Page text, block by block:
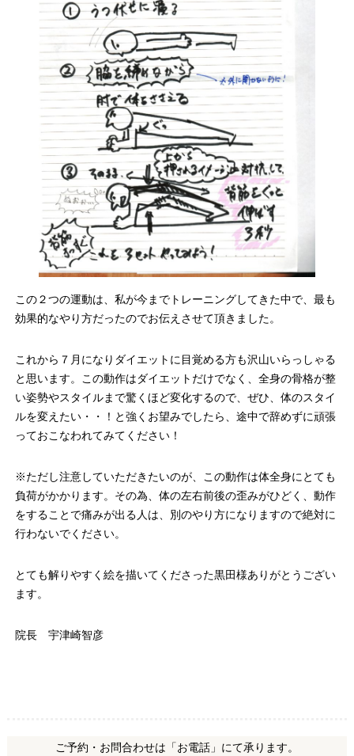
この２つの運動は、私が今までトレーニングしてきた中で、最も
効果的なやり方だったのでお伝えさせて頂きました。
これから７月になりダイエットに目覚める方も沢山いらっしゃる
と思います。この動作はダイエットだけでなく、全身の骨格が整
い姿勢やスタイルまで驚くほど変化するので、ぜひ、体のスタイ
ルを変えたい・・！と強くお望みでしたら、途中で辞めずに頑張
っておこなわれてみてください！
※ただし注意していただきたいのが、この動作は体全身にとても
負荷がかかります。その為、体の左右前後の歪みがひどく、動作
をすることで痛みが出る人は、別のやり方になりますので絶対に
行わないでください。
とても解りやすく絵を描いてくださった黒田様ありがとうござい
ます。
院長 宇津崎智彦
ご予約・お問合わせは「お電話」にて承ります。